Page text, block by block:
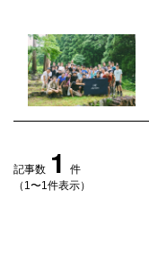
SERVICE
初めての方へ
Q&A
企業担当の方へ
記事数 1
件
（1〜1件表示）